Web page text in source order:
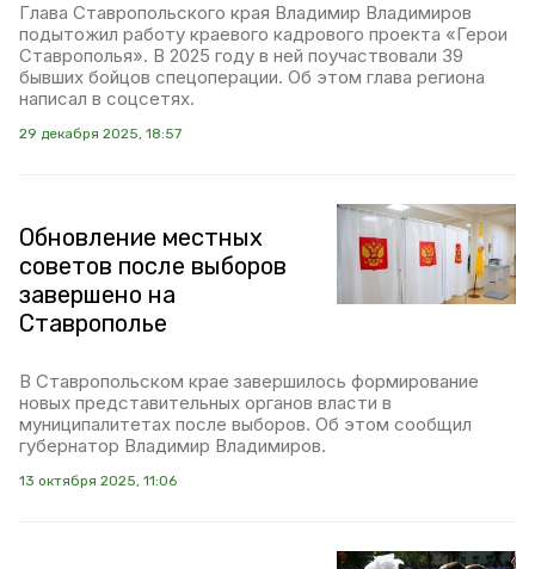
Глава Ставропольского края Владимир Владимиров
подытожил работу краевого кадрового проекта «Герои
Ставрополья». В 2025 году в ней поучаствовали 39
бывших бойцов спецоперации. Об этом глава региона
написал в соцсетях.
29 декабря 2025, 18:57
Обновление местных
советов после выборов
завершено на
Ставрополье
В Ставропольском крае завершилось формирование
новых представительных органов власти в
муниципалитетах после выборов. Об этом сообщил
губернатор Владимир Владимиров.
13 октября 2025, 11:06